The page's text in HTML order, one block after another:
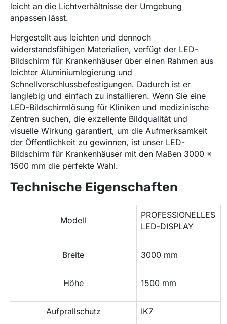
leicht an die Lichtverhältnisse der Umgebung
anpassen lässt.
Hergestellt aus leichten und dennoch
widerstandsfähigen Materialien, verfügt der LED-
Bildschirm für Krankenhäuser über einen Rahmen aus
leichter Aluminiumlegierung und
Schnellverschlussbefestigungen. Dadurch ist er
langlebig und einfach zu installieren. Wenn Sie eine
LED-Bildschirmlösung für Kliniken und medizinische
Zentren suchen, die exzellente Bildqualität und
visuelle Wirkung garantiert, um die Aufmerksamkeit
der Öffentlichkeit zu gewinnen, ist unser LED-
Bildschirm für Krankenhäuser mit den Maßen 3000 x
1500 mm die perfekte Wahl.
Technische Eigenschaften
Modell
PROFESSIONELLES
LED-DISPLAY
Breite 3000 mm
Höhe 1500 mm
Aufprallschutz IK7